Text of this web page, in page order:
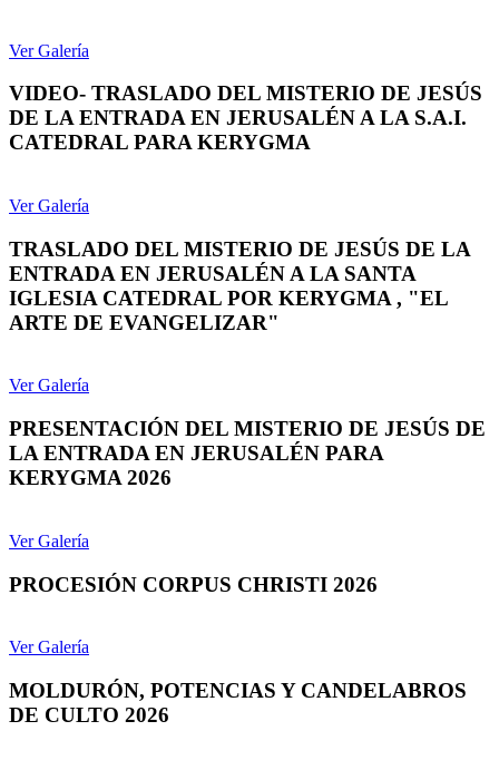
Ver Galería
VIDEO- TRASLADO DEL MISTERIO DE JESÚS
DE LA ENTRADA EN JERUSALÉN A LA S.A.I.
CATEDRAL PARA KERYGMA
Ver Galería
TRASLADO DEL MISTERIO DE JESÚS DE LA
ENTRADA EN JERUSALÉN A LA SANTA
IGLESIA CATEDRAL POR KERYGMA , "EL
ARTE DE EVANGELIZAR"
Ver Galería
PRESENTACIÓN DEL MISTERIO DE JESÚS DE
LA ENTRADA EN JERUSALÉN PARA
KERYGMA 2026
Ver Galería
PROCESIÓN CORPUS CHRISTI 2026
Ver Galería
MOLDURÓN, POTENCIAS Y CANDELABROS
DE CULTO 2026